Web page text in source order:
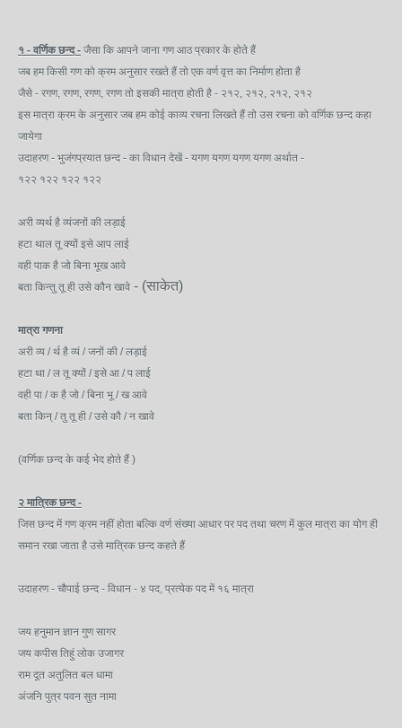
१ - वर्णिक छन्द - जैसा कि आपने जाना गण आठ प्रकार के होते हैं
जब हम किसी गण को क्रम अनुसार रखते हैं तो एक वर्ण वृत्त का निर्माण होता है
जैसे - रगण, रगण, रगण, रगण तो इसकी मात्रा होती है - २१२, २१२, २१२, २१२
इस मात्रा क्रम के अनुसार जब हम कोई काव्य रचना लिखते हैं तो उस रचना को वर्णिक छन्द कहा
जायेगा
उदाहरण - भुजंगप्रयात छन्द - का विधान देखें - यगण यगण यगण यगण अर्थात -
१२२ १२२ १२२ १२२
अरी व्यर्थ है व्यंजनों की लड़ाई
हटा थाल तू क्यों इसे आप लाई
वही पाक है जो बिना भूख आवे
बता किन्तु तू ही उसे कौन खावे - (साकेत)
मात्रा गणना
अरी व्य / र्थ है व्यं / जनों की / लड़ाई
हटा था / ल तू क्यों / इसे आ / प लाई
वही पा / क है जो / बिना भू / ख आवे
बता किन् / तु तू ही / उसे कौ / न खावे
(वर्णिक छन्द के कई भेद होते हैं )
२ मात्रिक छन्द -
जिस छन्द में गण क्रम नहीं होता बल्कि वर्ण संख्या आधार पर पद तथा चरण में कुल मात्रा का योग ही
समान रखा जाता है उसे मात्रिक छन्द कहते हैं
उदाहरण - चौपाई छन्द - विधान - ४ पद, प्रत्येक पद में १६ मात्रा
जय हनुमान ज्ञान गुण सागर
जय कपीस तिहुं लोक उजागर
राम दूत अतुलित बल धामा
अंजनि पुत्र पवन सुत नामा